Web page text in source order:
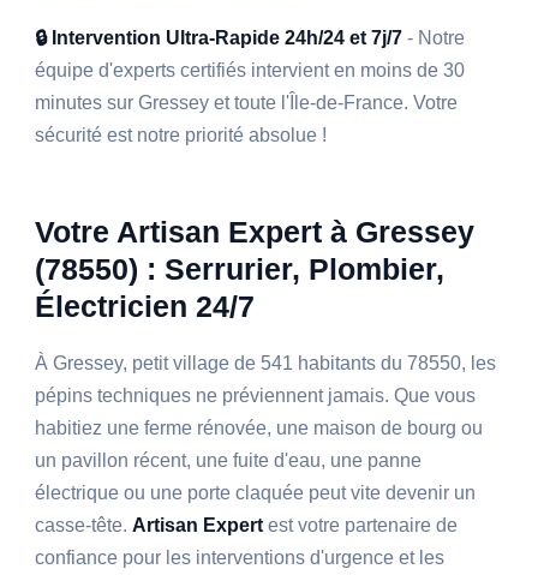
🔒 Intervention Ultra-Rapide 24h/24 et 7j/7 - Notre
équipe d'experts certifiés intervient en moins de 30
minutes sur Gressey et toute l'Île-de-France. Votre
sécurité est notre priorité absolue !
Votre Artisan Expert à Gressey
(78550) : Serrurier, Plombier,
Électricien 24/7
À Gressey, petit village de 541 habitants du 78550, les
pépins techniques ne préviennent jamais. Que vous
habitiez une ferme rénovée, une maison de bourg ou
un pavillon récent, une fuite d'eau, une panne
électrique ou une porte claquée peut vite devenir un
casse-tête.Artisan Expertest votre partenaire de
confiance pour les interventions d'urgence et les